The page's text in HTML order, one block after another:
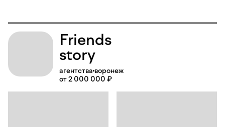
Friends
story
агентства воронеж
от 2 000 000 ₽